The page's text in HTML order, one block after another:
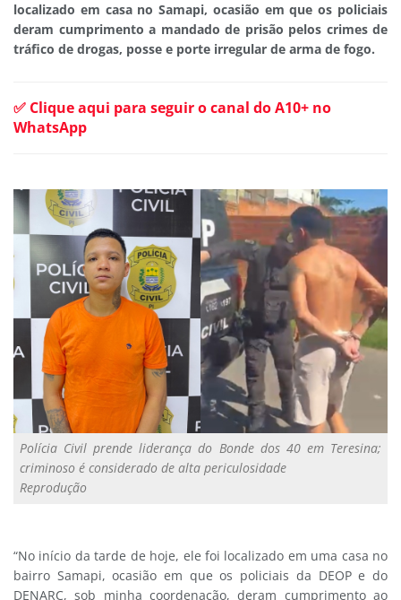
localizado em casa no Samapi, ocasião em que os policiais
deram cumprimento a mandado de prisão pelos crimes de
tráfico de drogas, posse e porte irregular de arma de fogo.
✅ Clique aqui para seguir o canal do A10+ no
WhatsApp
Polícia Civil prende liderança do Bonde dos 40 em Teresina;
criminoso é considerado de alta periculosidade
Reprodução
“No início da tarde de hoje, ele foi localizado em uma casa no
bairro Samapi, ocasião em que os policiais da DEOP e do
DENARC, sob minha coordenação, deram cumprimento ao